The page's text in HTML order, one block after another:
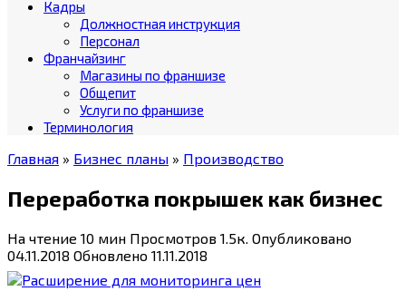
Кадры
Должностная инструкция
Персонал
Франчайзинг
Магазины по франшизе
Общепит
Услуги по франшизе
Терминология
Главная » Бизнес планы » Производство
Переработка покрышек как бизнес
На чтение 10 мин Просмотров 1.5к. Опубликовано
04.11.2018 Обновлено 11.11.2018